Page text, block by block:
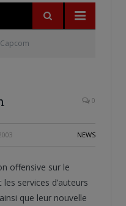
0
NEWS
offensive sur le
services d’auteurs
que leur nouvelle